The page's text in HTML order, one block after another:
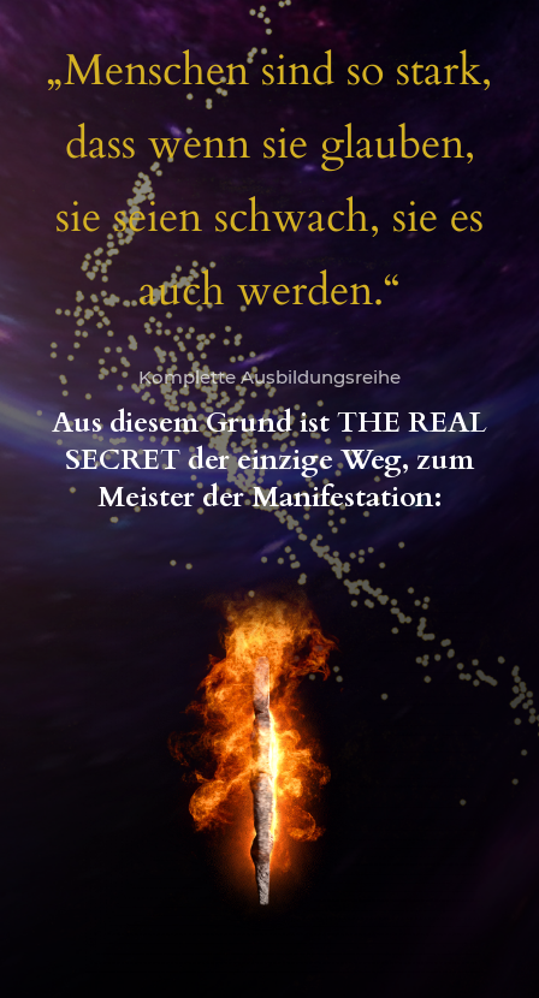
„Menschen sind so stark,
dass wenn sie glauben,
sie seien schwach, sie es
auch werden.“
Komplette Ausbildungsreihe
Aus diesem Grund ist THE REAL
SECRET der einzige Weg, zum
Meister der Manifestation: